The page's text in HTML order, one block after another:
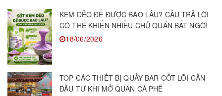
KEM DẺO ĐỂ ĐƯỢC BAO LÂU? CÂU TRẢ LỜI
CÓ THỂ KHIẾN NHIỀU CHỦ QUÁN BẤT NGỜ!
18/06/2026
TOP CÁC THIẾT BỊ QUẦY BAR CỐT LÕI CẦN
ĐẦU TƯ KHI MỞ QUÁN CÀ PHÊ